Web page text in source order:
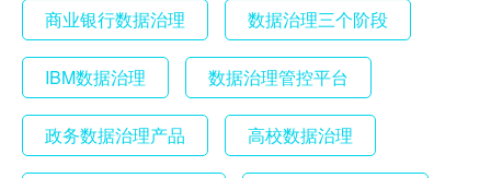
商业银行数据治理 数据治理三个阶段
IBM数据治理 数据治理管控平台
政务数据治理产品 高校数据治理